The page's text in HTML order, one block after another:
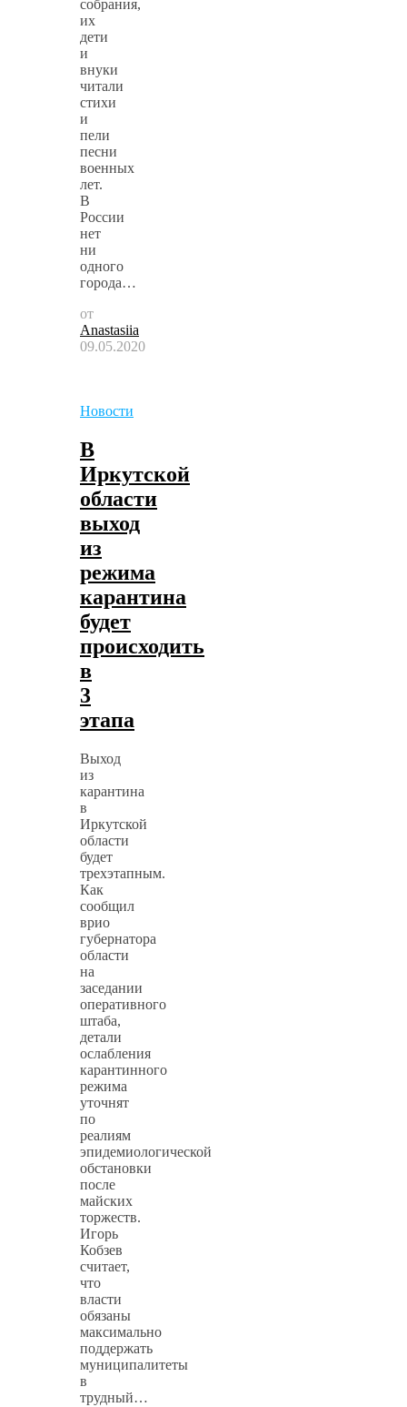
собрания,
их
дети
и
внуки
читали
стихи
и
пели
песни
военных
лет.
В
России
нет
ни
одного
города…
от
Anastasiia
09.05.2020
Новости
В
Иркутской
области
выход
из
режима
карантина
будет
происходить
в
3
этапа
Выход
из
карантина
в
Иркутской
области
будет
трехэтапным.
Как
сообщил
врио
губернатора
области
на
заседании
оперативного
штаба,
детали
ослабления
карантинного
режима
уточнят
по
реалиям
эпидемиологической
обстановки
после
майских
торжеств.
Игорь
Кобзев
считает,
что
власти
обязаны
максимально
поддержать
муниципалитеты
в
трудный…